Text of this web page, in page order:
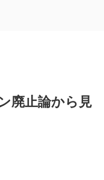
廃止論から見